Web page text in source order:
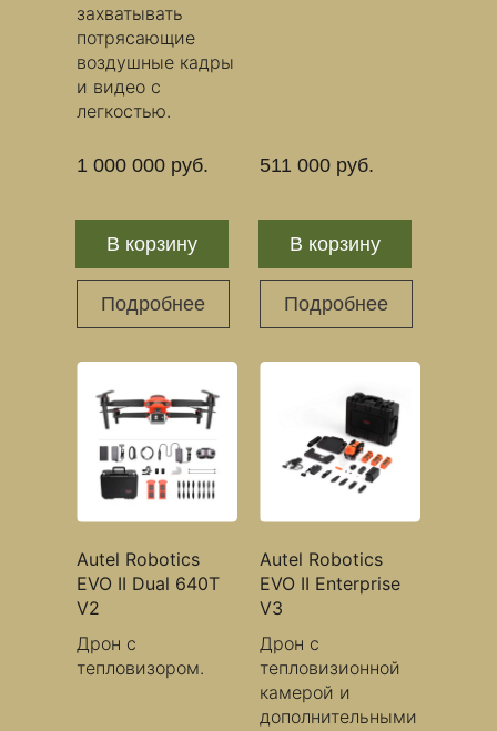
захватывать
потрясающие
воздушные кадры
и видео с
легкостью.
1 000 000 руб.
В корзину
Подробнее
511 000 руб.
В корзину
Подробнее
Autel Robotics
EVO II Dual 640T
V2
Дрон с
тепловизором.
Autel Robotics
EVO II Enterprise
V3
Дрон с
тепловизионной
камерой и
дополнительными